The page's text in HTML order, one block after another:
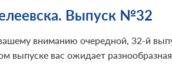
Выпуск №32
вниманию очередной, 32-й
выпуске вас ожидает